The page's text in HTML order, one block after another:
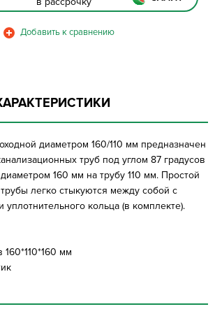
диаметром 160/110 мм предназначен
труб под углом 87 градусов
160 мм на трубу 110 мм. Простой
легко стыкуются между собой с
кольца (в комплекте).
мм